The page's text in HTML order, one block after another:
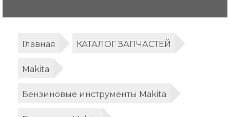
Главная КАТАЛОГ ЗАПЧАСТЕЙ
Makita
Бензиновые инструменты Makita